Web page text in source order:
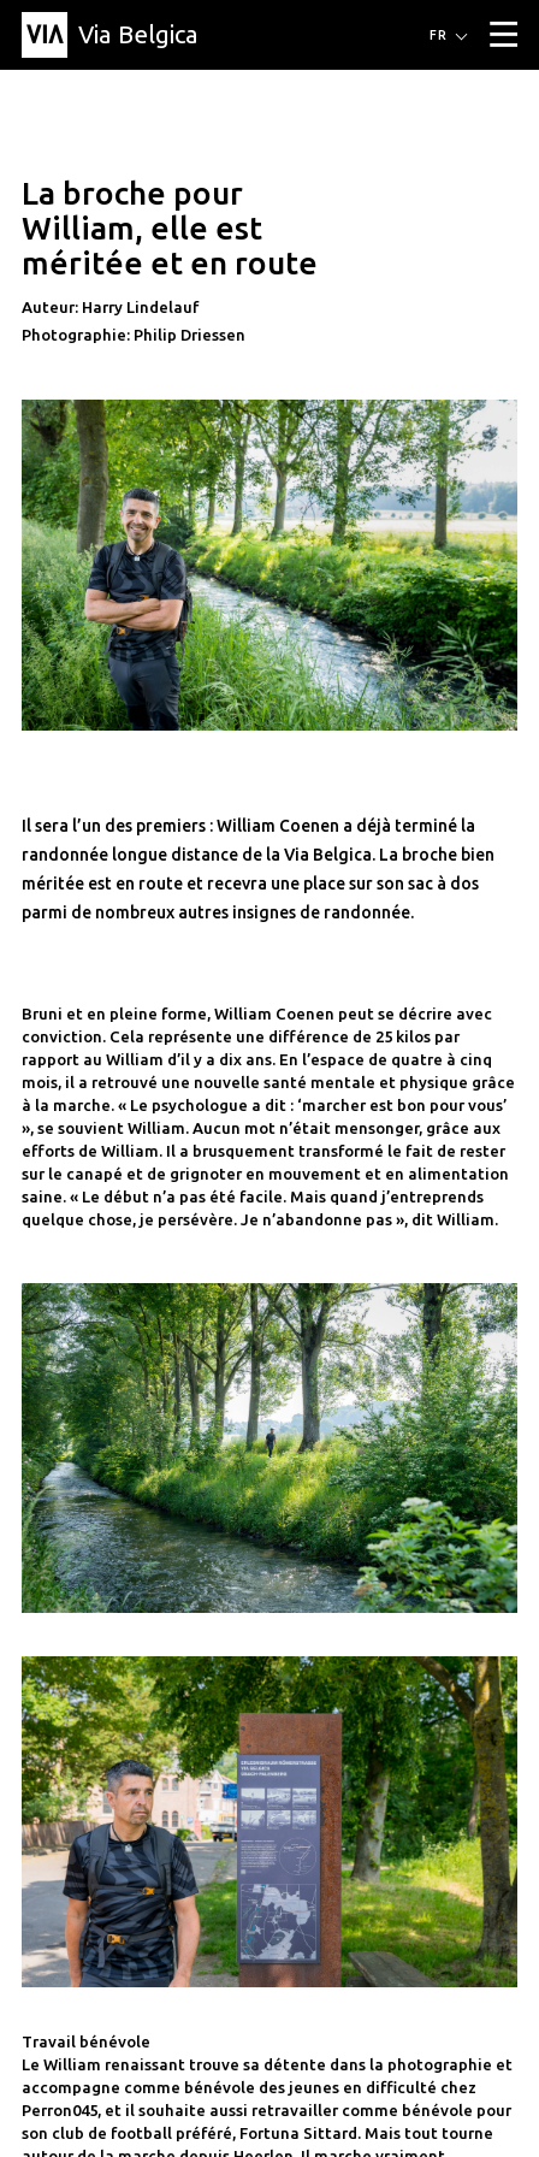
Via Belgica ▼
Éducation
Recette
À propos de Via Belgica
À propos de via belgica
Recherche
Éducation
Amis
Le guide
Organisation
FR
article
La broche pour
William, elle est
méritée et en route
Auteur: Harry Lindelauf
Photographie: Philip Driessen
Il sera l’un des premiers : William Coenen a déjà terminé la
randonnée longue distance de la Via Belgica. La broche bien
méritée est en route et recevra une place sur son sac à dos
parmi de nombreux autres insignes de randonnée.
Bruni et en pleine forme, William Coenen peut se décrire avec
conviction. Cela représente une différence de 25 kilos par
rapport au William d’il y a dix ans. En l’espace de quatre à cinq
mois, il a retrouvé une nouvelle santé mentale et physique grâce
à la marche. « Le psychologue a dit : ‘marcher est bon pour vous’
», se souvient William. Aucun mot n’était mensonger, grâce aux
efforts de William. Il a brusquement transformé le fait de rester
sur le canapé et de grignoter en mouvement et en alimentation
saine. « Le début n’a pas été facile. Mais quand j’entreprends
quelque chose, je persévère. Je n’abandonne pas », dit William.
Travail bénévole
Le William renaissant trouve sa détente dans la photographie et
accompagne comme bénévole des jeunes en difficulté chez
Perron045, et il souhaite aussi retravailler comme bénévole pour
son club de football préféré, Fortuna Sittard. Mais tout tourne